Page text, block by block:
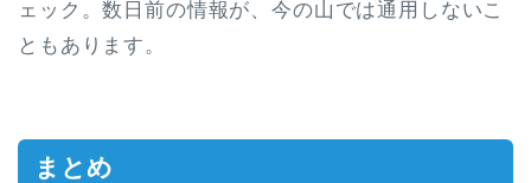
ェック。数日前の情報が、今の山では通用しないこ
ともあります。
まとめ